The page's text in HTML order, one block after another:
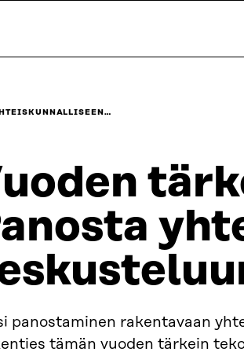
panostaminen rakentavaan
tämän vuoden tärkein